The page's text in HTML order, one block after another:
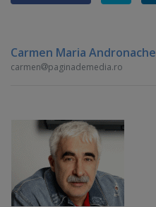
Carmen Maria Andronache
carmen paginademedia.ro